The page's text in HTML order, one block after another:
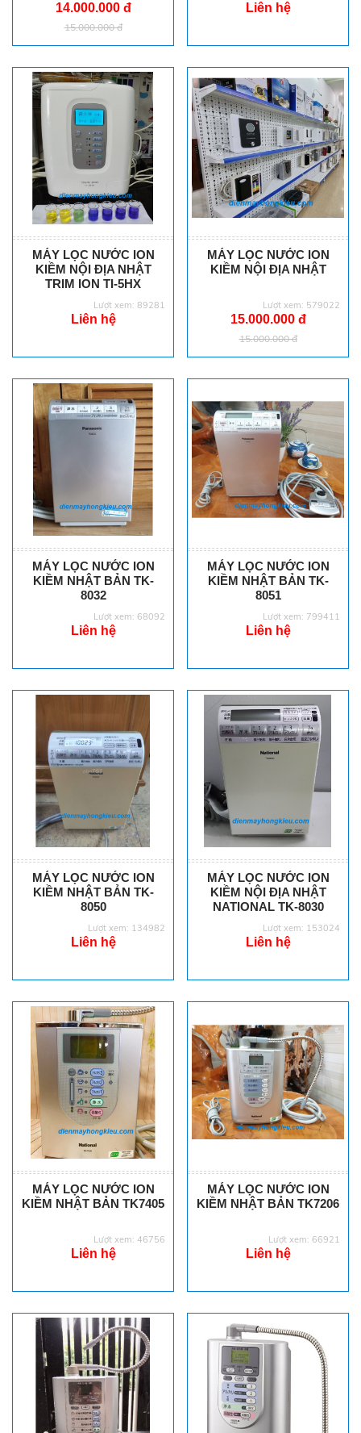
14.000.000 đ
15.000.000 đ
Liên hệ
MÁY LỌC NƯỚC ION
KIỀM NỘI ĐỊA NHẬT
TRIM ION TI-5HX
Lượt xem: 89281
Liên hệ
MÁY LỌC NƯỚC ION
KIỀM NỘI ĐỊA NHẬT
Lượt xem: 579022
15.000.000 đ
15.000.000 đ
MÁY LỌC NƯỚC ION
KIỀM NHẬT BẢN TK-
8032
Lượt xem: 68092
Liên hệ
MÁY LỌC NƯỚC ION
KIỀM NHẬT BẢN TK-
8051
Lượt xem: 799411
Liên hệ
MÁY LỌC NƯỚC ION
KIỀM NHẬT BẢN TK-
8050
Lượt xem: 134982
Liên hệ
MÁY LỌC NƯỚC ION
KIỀM NỘI ĐỊA NHẬT
NATIONAL TK-8030
Lượt xem: 153024
Liên hệ
MÁY LỌC NƯỚC ION
KIỀM NHẬT BẢN TK7405
Lượt xem: 46756
Liên hệ
MÁY LỌC NƯỚC ION
KIỀM NHẬT BẢN TK7206
Lượt xem: 66921
Liên hệ